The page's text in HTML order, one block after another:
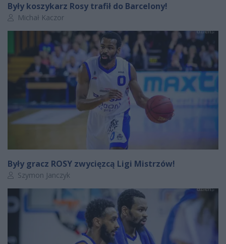
Były koszykarz Rosy trafił do Barcelony!
Autor artykułu:
Michał Kaczor
Były gracz ROSY zwycięzcą Ligi Mistrzów!
Autor artykułu:
Szymon Janczyk